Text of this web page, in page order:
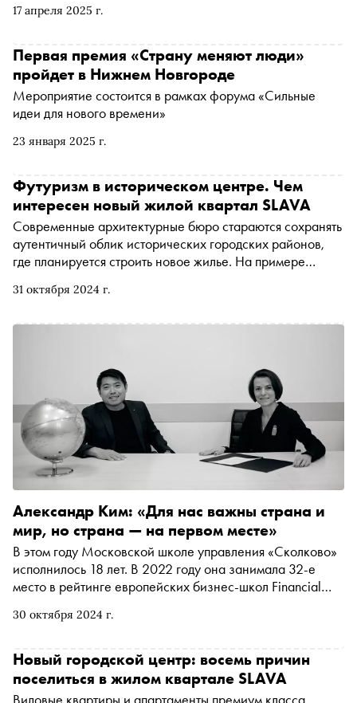
17 апреля 2025 г.
повестку. Всего под новым брендом будет
площадей в новых проектах
23 января 2025 г.
Первая премия «Страну меняют люди»
пройдет в Нижнем Новгороде
Мероприятие состоится в рамках форума «Сильные
идеи для нового времени»
31 октября 2024 г.
Футуризм в историческом центре. Чем
интересен новый жилой квартал SLAVA
Современные архитектурные бюро стараются сохранять
аутентичный облик исторических городских районов,
где планируется строить новое жилье. На примере
рассказывает о том, как это происходит, какие плюсы
застройке и чем еще интересен этот премиальный
российской столицы
30 октября 2024 г.
Александр Ким: «Для нас важны страна и
мир, но страна — на первом месте»
В этом году Московской школе управления «Сколково»
исполнилось 18 лет. В 2022 году она занимала 32-е
место в рейтинге европейских бизнес-школ Financial
рейтинга» бизнес-школ России MBA.SU. Издатель
ректором Александром Кимом о миссии школы,
цифровом преподавателе и консолидации индустрии.
Это первое интервью в спецпроекте «Сноба»
Новый городской центр: восемь причин
поселиться в жилом квартале SLAVA
Видовые квартиры и апартаменты премиум класса,